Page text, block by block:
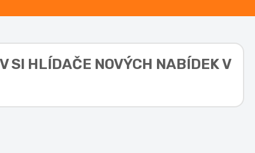
SI HLÍDAČE NOVÝCH NABÍDEK V